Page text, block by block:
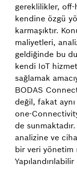
gereklilikler,
kendine özgü
karmaşıktır.
maliyetleri,
geldiğinde bu
kendi IoT
sağlamak
BODAS
değil, fakat
one-
de
analizine ve
bir veri yönetim